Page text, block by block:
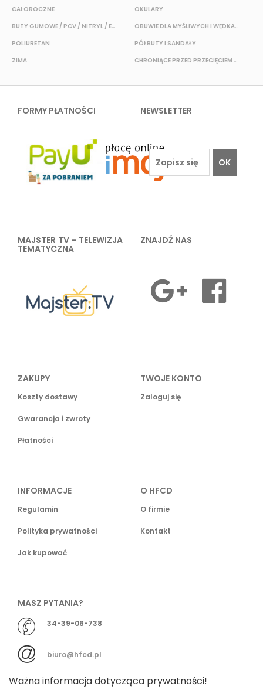
CAŁOROCZNE
BUTY GUMOWE / PCV / NITRYL / EVA
POLIURETAN
ZIMA
OKULARY
OBUWIE DLA MYŚLIWYCH I WĘDKARZY
PÓŁBUTY I SANDAŁY
CHRONIĄCE PRZED PRZECIĘCIEM I PRZEKŁUCIEM
FORMY PŁATNOŚCI NEWSLETTER
OK
MAJSTER TV - TELEWIZJA
TEMATYCZNA
ZNAJDŹ NAS
ZAKUPY
Koszty dostawy
Gwarancja i zwroty
Płatności
TWOJE KONTO
Zaloguj się
INFORMACJE
Regulamin
Polityka prywatności
Jak kupować
O HFCD
O firmie
Kontakt
MASZ PYTANIA?
34-39-06-738
biuro@hfcd.pl
Ważna informacja dotycząca prywatności!